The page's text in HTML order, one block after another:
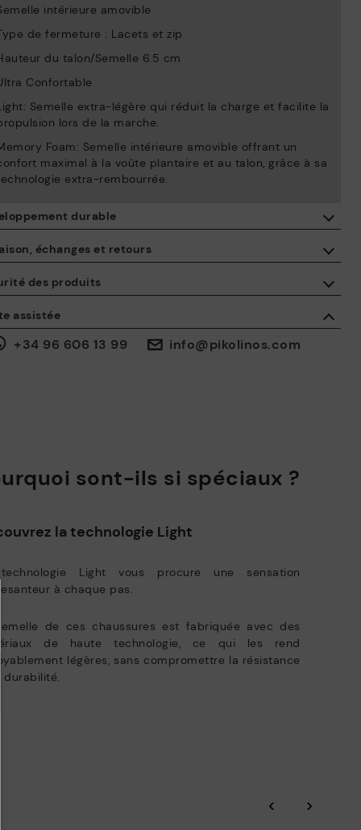
assistée
+34 96 606 13 99 info@pikolinos.com
des produits
sécurité de nos produits nous tient à cœur. La vôtre aussi. C'est
cas d'incident ou de question sur la sécurité du produit.
intérieure amovible
de fermeture : Lacets et zip
du talon/Semelle 6.5 cm
Confortable
Semelle extra-légère qui réduit la charge et facilite la
lors de la marche.
Foam: Semelle intérieure amovible offrant un
maximal à la voûte plantaire et au talon, grâce à sa
extra-rembourrée.
échanges et retours
Livraison gratuite à partir de 50 € d'achat.
30 jours pour les retours et les échanges*.
Via
ou dansles points d'accès .
Délai de retour étendu à 60 jours pour les abonnés à la
et membres du Club.
durable
En achetant ce produit, vous soutenez une fabrication éco-
responsable du cuir via le Leather Working Group.
ISO 14006 Ecodesign: Notre collection inscrit la conception de
environnementaux au cours de tout le cycle de vie des produits,
Zero Waste: Dans cet esprit, nous mettons en exergue les
matières premières en réduisant ainsi la production de déchets
Pikolinos axe ses efforts sur la durabilité de tous ses matériaux et
EN SAVOIR PLUS
sont-ils si spéciaux ?
la technologie Light
Light vous procure une sensation
à chaque pas.
de ces chaussures est fabriquée avec des
de haute technologie, ce qui les rend
légères, sans compromettre la résistance
durabilité.
‹ ›